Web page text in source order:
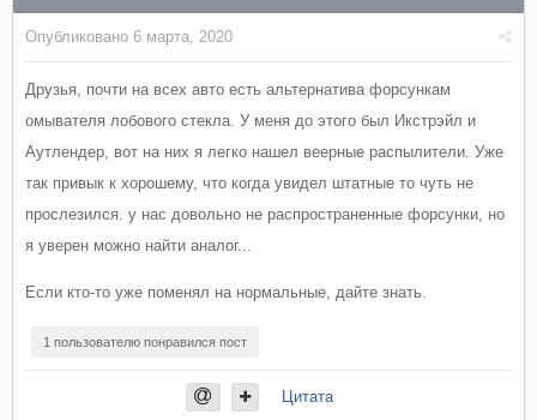
Опубликовано 6 марта, 2020
Друзья, почти на всех авто есть альтернатива форсункам
омывателя лобового стекла. У меня до этого был Икстрэйл и
Аутлендер, вот на них я легко нашел веерные распылители. Уже
так привык к хорошему, что когда увидел штатные то чуть не
прослезился. у нас довольно не распространенные форсунки, но
я уверен можно найти аналог...
Если кто-то уже поменял на нормальные, дайте знать.
1 пользователю понравился пост
Цитата